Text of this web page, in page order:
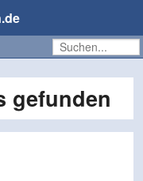
gefunden